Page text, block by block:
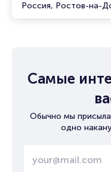
Россия, Ростов-на-
Самые
Обычно мы
одно